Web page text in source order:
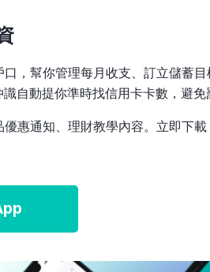
，幫你管理每月收支、訂立儲蓄目
自動提你準時找信用卡卡數，避免
惠通知、理財教學內容。立即下載